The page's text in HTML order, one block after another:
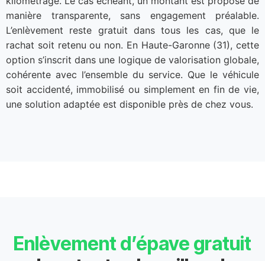
manière transparente, sans engagement préalable.
L’enlèvement reste gratuit dans tous les cas, que le
rachat soit retenu ou non. En Haute-Garonne (31), cette
option s’inscrit dans une logique de valorisation globale,
cohérente avec l’ensemble du service. Que le véhicule
soit accidenté, immobilisé ou simplement en fin de vie,
une solution adaptée est disponible près de chez vous.
Enlèvement d’épave gratuit